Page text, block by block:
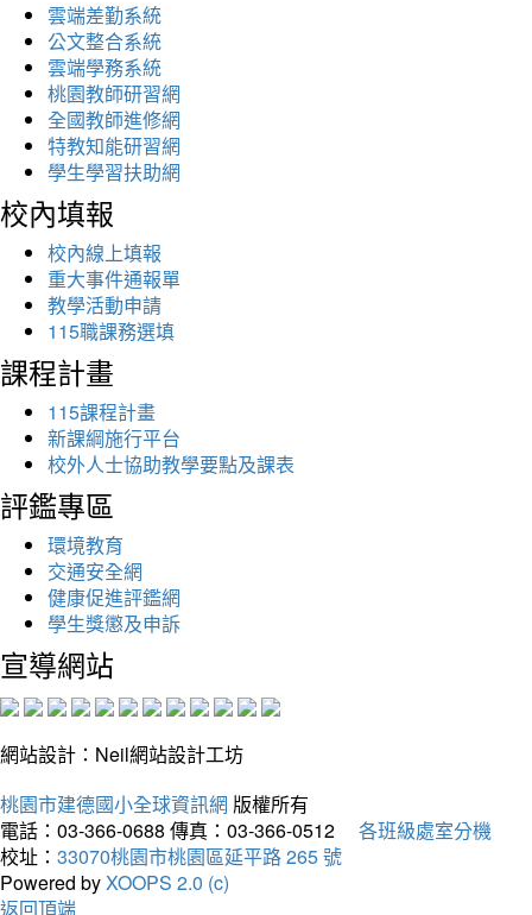
雲端差勤系統
公文整合系統
雲端學務系統
桃園教師研習網
全國教師進修網
特教知能研習網
學生學習扶助網
校內填報
校內線上填報
重大事件通報單
教學活動申請
115職課務選填
課程計畫
115課程計畫
新課綱施行平台
校外人士協助教學要點及課表
評鑑專區
環境教育
交通安全網
健康促進評鑑網
學生獎懲及申訴
宣導網站
網站設計：Neil網站設計工坊
桃園市建德國小全球資訊網 版權所有
電話：03-366-0688 傳真：03-366-0512
各班級處室分機
校址： 33070桃園市桃園區延平路 265 號
Powered byXOOPS 2.0 (c)
返回頂端